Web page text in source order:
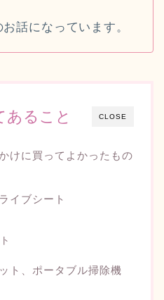
話になっています。
CLOSE
あること
けに買ってよかったもの
イブシート
ト、ポータブル掃除機